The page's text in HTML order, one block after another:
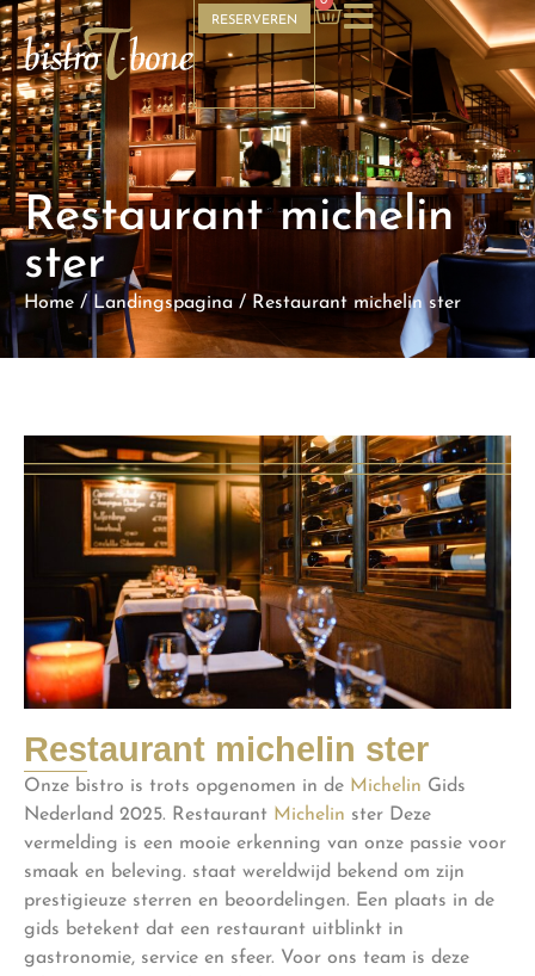
Restaurant michelin
ster
Home / Landingspagina /Restaurant michelin ster
RESERVEREN
Restaurant michelin ster
Onze bistro is trots opgenomen in de Michelin Gids
Nederland 2025. Restaurant Michelin ster Deze
vermelding is een mooie erkenning van onze passie voor
smaak en beleving. staat wereldwijd bekend om zijn
prestigieuze sterren en beoordelingen. Een plaats in de
gids betekent dat een restaurant uitblinkt in
gastronomie, service en sfeer. Voor ons team is deze